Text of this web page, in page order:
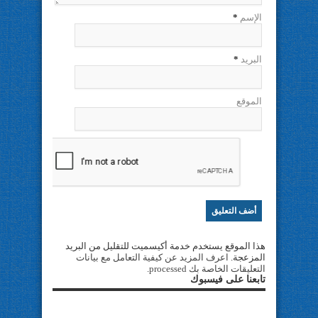
الإسم *
البريد *
الموقع
هذا الموقع يستخدم خدمة أكيسميت للتقليل من البريد
المزعجة. اعرف المزيد عن كيفية التعامل مع بيانات
التعليقات الخاصة بك processed
.
تابعنا على فيسبوك